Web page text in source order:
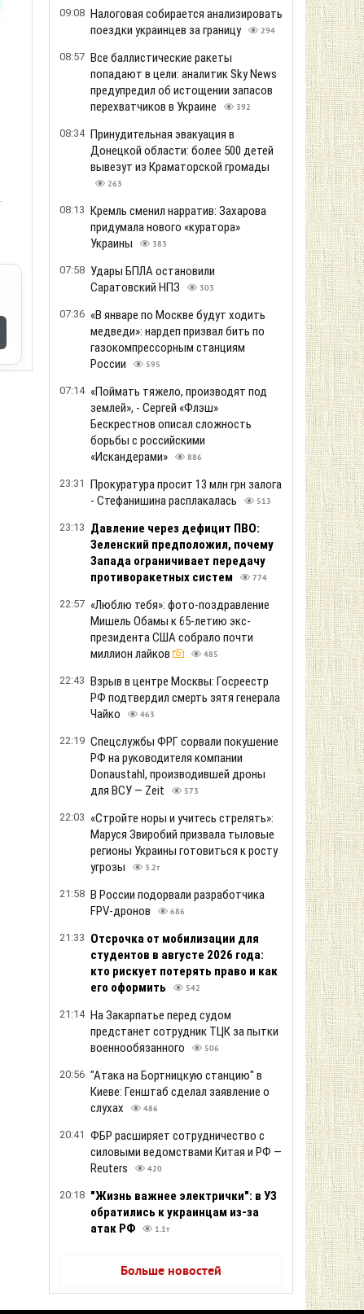
09:08 Налоговая собирается анализировать
поездки украинцев за границу
294
08:57 Все баллистические ракеты
попадают в цели: аналитик Sky News
предупредил об истощении запасов
перехватчиков в Украине
392
08:34 Принудительная эвакуация в
Донецкой области: более 500 детей
вывезут из Краматорской громады
263
08:13 Кремль сменил нарратив: Захарова
придумала нового «куратора»
Украины
383
07:58 Удары БПЛА остановили
Саратовский НПЗ
303
07:36 «В январе по Москве будут ходить
медведи»: нардеп призвал бить по
газокомпрессорным станциям
России
595
07:14 «Поймать тяжело, производят под
землей», - Сергей «Флэш»
Бескрестнов описал сложность
борьбы с российскими
«Искандерами»
886
23:31 Прокуратура просит 13 млн грн залога
- Стефанишина расплакалась
513
23:13 Давление через дефицит ПВО:
Зеленский предположил, почему
Запада ограничивает передачу
противоракетных систем
774
22:57 «Люблю тебя»: фото-поздравление
Мишель Обамы к 65-летию экс-
президента США собрало почти
миллион лайков
485
22:43 Взрыв в центре Москвы: Госреестр
РФ подтвердил смерть зятя генерала
Чайко
463
22:19 Спецслужбы ФРГ сорвали покушение
РФ на руководителя компании
Donaustahl, производившей дроны
для ВСУ — Zeit
573
22:03 «Стройте норы и учитесь стрелять»:
Маруся Звиробий призвала тыловые
регионы Украины готовиться к росту
угрозы
3.2т
21:58 В России подорвали разработчика
FPV-дронов
686
21:33 Отсрочка от мобилизации для
студентов в августе 2026 года:
кто рискует потерять право и как
его оформить
542
21:14 На Закарпатье перед судом
предстанет сотрудник ТЦК за пытки
военнообязанного
506
20:56 "Атака на Бортницкую станцию" в
Киеве: Генштаб сделал заявление о
слухах
486
20:41 ФБР расширяет сотрудничество с
силовыми ведомствами Китая и РФ —
Reuters
420
20:18 "Жизнь важнее электрички": в УЗ
обратились к украинцам из-за
атак РФ
1.1т
Больше новостей